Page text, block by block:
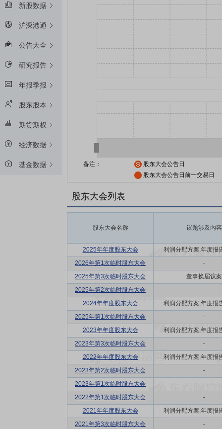
新股数据
沪深港通
公告大全
研究报告
年报季报
股东股本
期货期权
经济数据
基金数据 备注：
股东大会公告日
股东大会公告日前一交易日
股东大会列表
股东大会名称 议题涉及内容
2025年年度股东大会
利润分配方案,年度报
2026年第1次临时股东大会
-
2025年第3次临时股东大会
董事换届议案
2025年第2次临时股东大会
-
2024年年度股东大会
利润分配方案,年度报
2025年第1次临时股东大会
-
2023年年度股东大会
利润分配方案,年度报
2023年第3次临时股东大会
-
2022年年度股东大会
利润分配方案,年度报
2023年第2次临时股东大会
-
2023年第1次临时股东大会
-
2022年第1次临时股东大会
-
2021年年度股东大会
利润分配方案,年度报
2021年第3次临时股东大会
-